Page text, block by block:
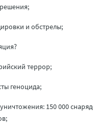
и обстрелы;
террор;
геноцида;
150 000